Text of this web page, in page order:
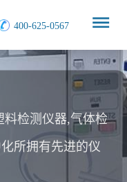
400-625-0567
料检测仪器,气体检
所拥有先进的仪